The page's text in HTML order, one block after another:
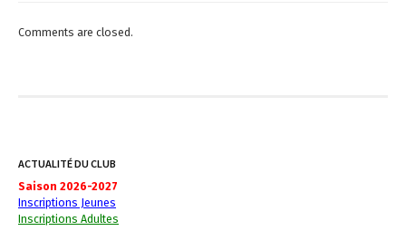
Comments are closed.
ACTUALITÉ DU CLUB
Saison 2026-2027
Inscriptions Jeunes
Inscriptions Adultes